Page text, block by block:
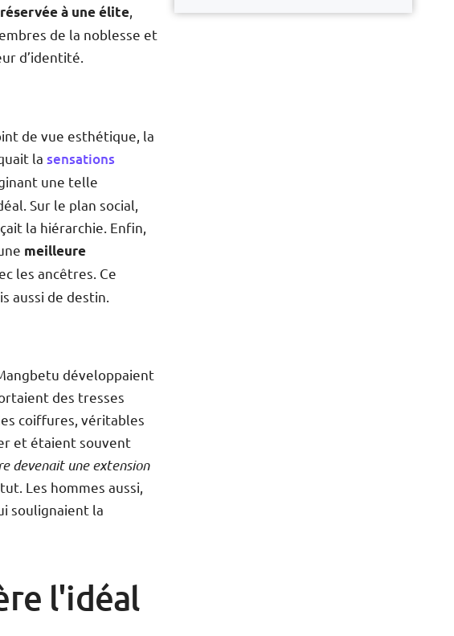
à une élite,
de la noblesse et
d’identité.
de vue esthétique, la
lasensations
une telle
Sur le plan social,
la hiérarchie. Enfin,
meilleure
les ancêtres. Ce
aussi de destin.
développaient
des tresses
coiffures, véritables
et étaient souvent
devenait une extension
Les hommes aussi,
soulignaient la
l'idéal